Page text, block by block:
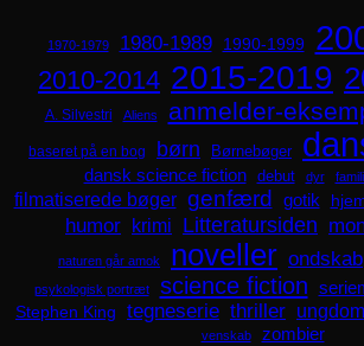
1970-1979 1980-1989 1990-1999
2010-2014 2015-2019
A. Silvestri Aliens anmelder-
baseret på en bog børn Børnebøger
dansk science fiction debut dyr
filmatiserede bøger genfærd gotik
humor krimi Litteratursiden
naturen går amok noveller ondskab
psykologisk portræt science fiction
Stephen King tegneserie thriller
venskab
zombier